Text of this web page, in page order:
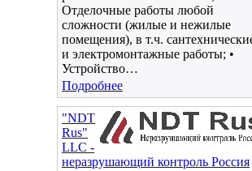
Отделочные работы любой
сложности (жилые и нежилые
помещения), в т.ч.
и электромонтажные работы; •
Устройство…
Подробнее
"NDT
Rus"
LLC -
неразрушающий контроль Россия